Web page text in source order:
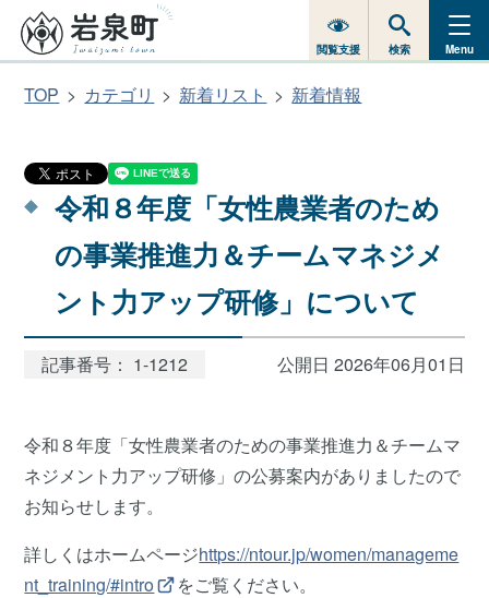
閲覧支援 検索 Menu
TOP カテゴリ 新着リスト 新着情報
令和８年度「女性農業者のため
の事業推進力＆チームマネジメ
ント力アップ研修」について
記事番号： 1-1212 公開日 2026年06月01日
令和８年度「女性農業者のための事業推進力＆チームマ
ネジメント力アップ研修」の公募案内がありましたので
お知らせします。
詳しくはホームページhttps://ntour.jp/women/manageme
nt_training/#intro
をご覧ください。